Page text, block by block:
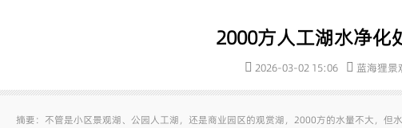
2000方人工湖水净化
2026-03-02 15:06 蓝海狸景
摘要：不管是小区景观湖、公园人工湖，还是商业园区的观赏湖，2000方的水量不大，